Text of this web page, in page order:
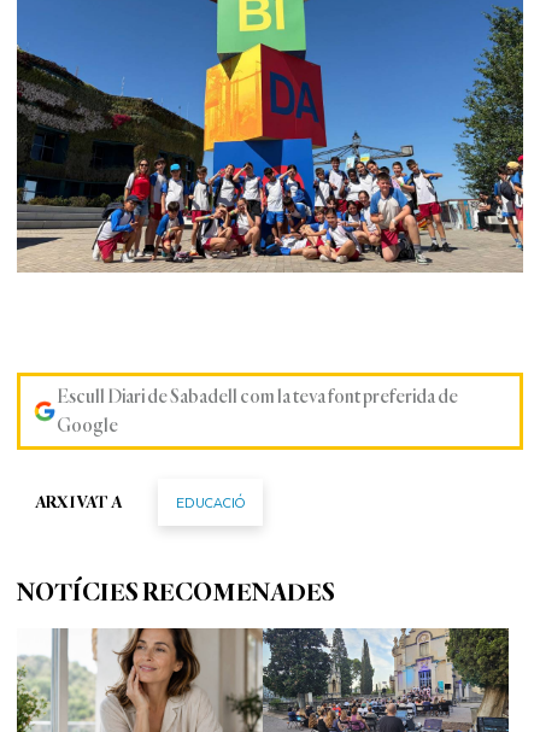
Escull Diari de Sabadell com la teva font preferida de
Google
ARXIVAT A EDUCACIÓ
NOTÍCIES RECOMENADES